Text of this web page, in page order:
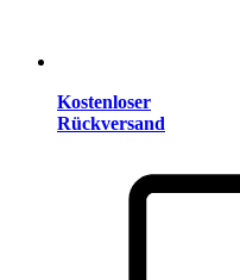
Kostenloser
Rückversand